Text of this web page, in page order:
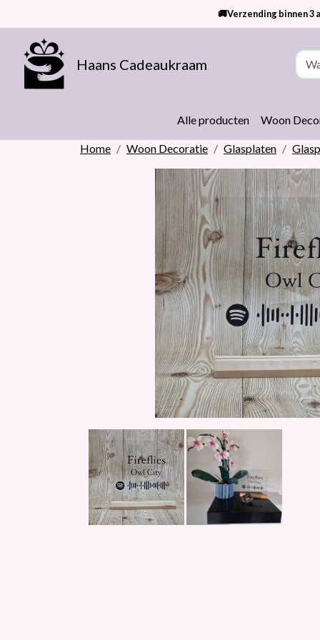
🚚Verzending binnen 3
Haans Cadeaukraam
Alle producten Woon
Home Woon Decoratie Glasplaten